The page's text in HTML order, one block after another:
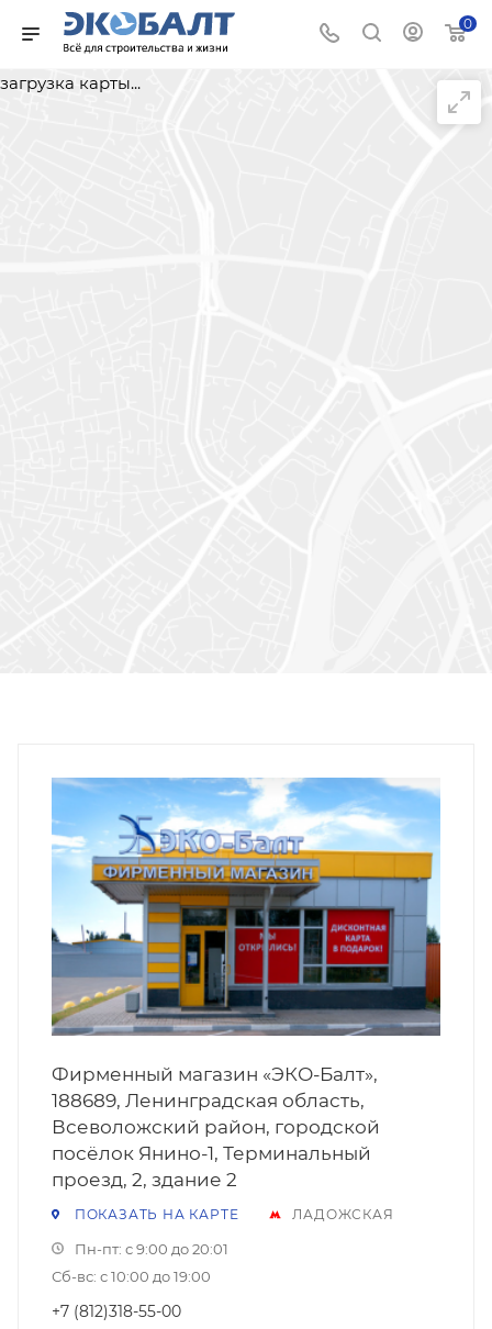
0
загрузка карты...
Фирменный магазин «ЭКО-Балт»,
188689, Ленинградская область,
Всеволожский район, городской
посёлок Янино-1, Терминальный
проезд, 2, здание 2
ПОКАЗАТЬ НА КАРТЕ ЛАДОЖСКАЯ
Пн-пт: с 9:00 до 20:01
Сб-вс: с 10:00 до 19:00
+7 (812)318-55-00